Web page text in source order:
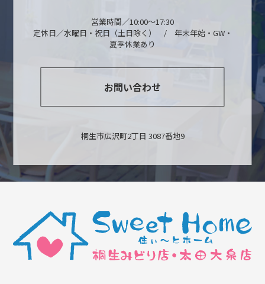
営業時間／10:00～17:30
定休日／水曜日・祝日（土日除く） / 年末年始・GW・
夏季休業あり
お問い合わせ
桐生市広沢町2丁目 3087番地9